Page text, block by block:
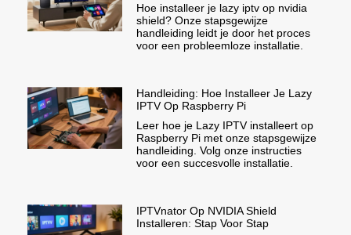
Hoe installeer je lazy iptv op nvidia
shield? Onze stapsgewijze
handleiding leidt je door het proces
voor een probleemloze installatie.
Handleiding: Hoe Installeer Je Lazy
IPTV Op Raspberry Pi
Leer hoe je Lazy IPTV installeert op
Raspberry Pi met onze stapsgewijze
handleiding. Volg onze instructies
voor een succesvolle installatie.
IPTVnator Op NVIDIA Shield
Installeren: Stap Voor Stap